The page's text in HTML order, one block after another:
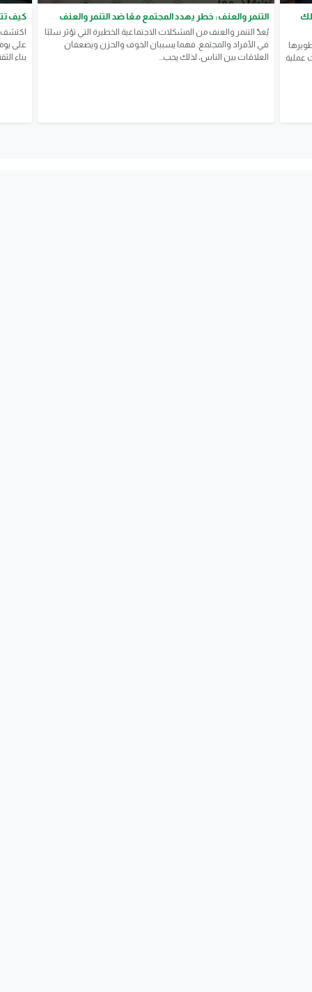
الأسئلة. اكتشف 10 خطوات عملية
التنمر والعنف: خطر يهدد المجتمع معًا ضد التنمر والعنف
يُعدّ التنمر والعنف من المشكلات الاجتماعية الخطيرة التي تؤثر سلبًا
في الأفراد والمجتمع. فهما يسببان الخوف والحزن ويضعفان
العلاقات بين الناس، لذلك يجب...
كيف
اكتشف
بناء